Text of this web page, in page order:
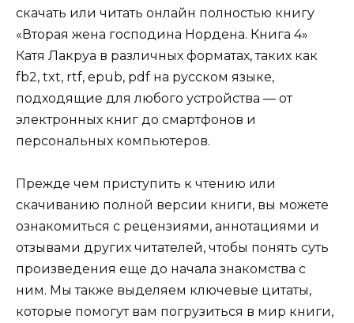
скачать или читать онлайн полностью книгу
«Вторая жена господина Нордена. Книга 4»
Катя Лакруа в различных форматах, таких как
fb2, txt, rtf, epub, pdf на русском языке,
подходящие для любого устройства — от
электронных книг до смартфонов и
персональных компьютеров.
Прежде чем приступить к чтению или
скачиванию полной версии книги, вы можете
ознакомиться с рецензиями, аннотациями и
отзывами других читателей, чтобы понять суть
произведения еще до начала знакомства с
ним. Мы также выделяем ключевые цитаты,
которые помогут вам погрузиться в мир книги,